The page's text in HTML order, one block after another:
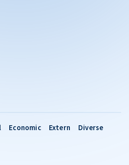
Economic Extern Diverse